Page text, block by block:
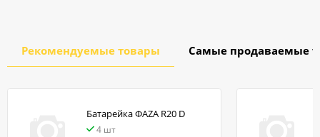
Рекомендуемые товары Самые продаваемые
Батарейка ФАZA R20 D
4 шт